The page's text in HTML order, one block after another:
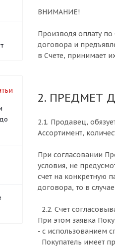
ВНИМАНИЕ!
Производя оплату
договора и
в Счете, принимает
2. ПРЕДМЕТ
2.1. Продавец,
Ассортимент,
При согласовании
условия, не
счет на конкретную
договора, то в
2.2. Счет
При этом заявка
- с использованием
Покупатель имеет